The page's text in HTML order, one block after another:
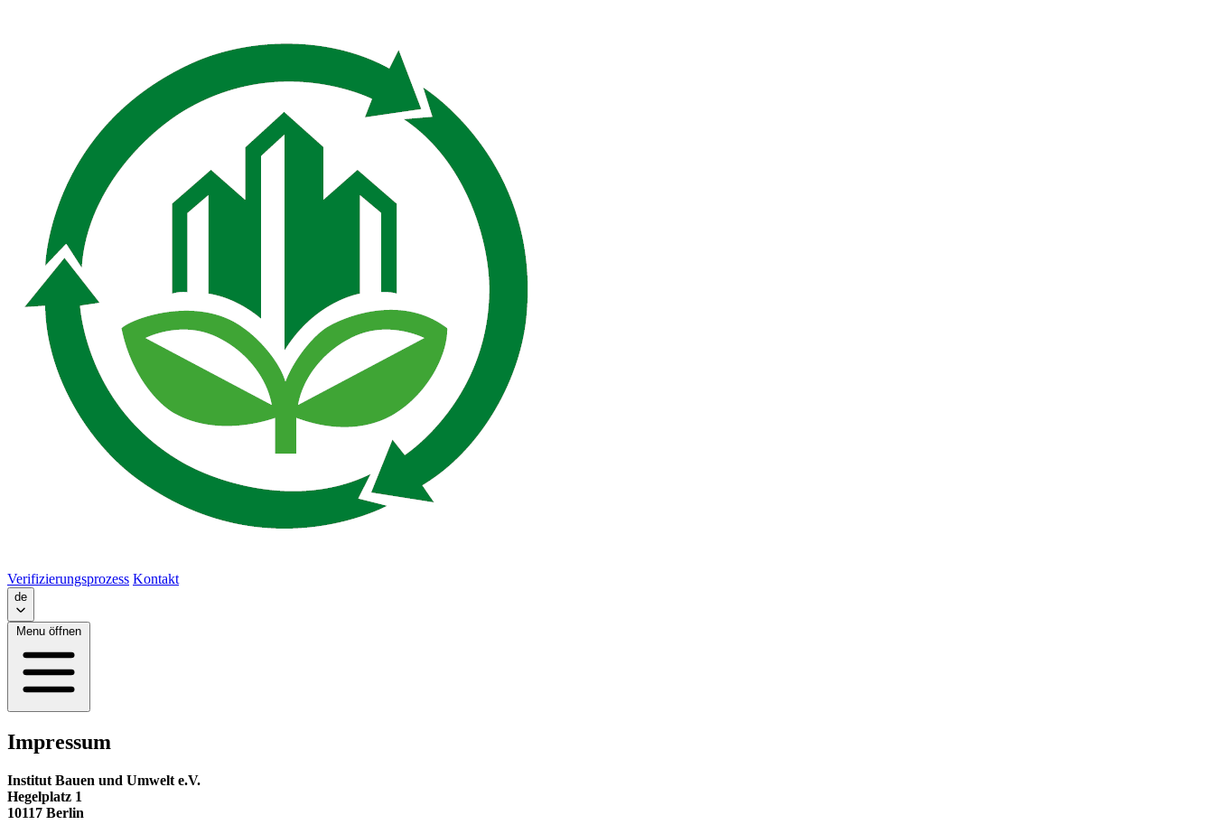
Verifizierungsprozess Kontakt
de
Menu öffnen
Impressum
Institut Bauen und Umwelt e.V.
Hegelplatz 1
10117 Berlin